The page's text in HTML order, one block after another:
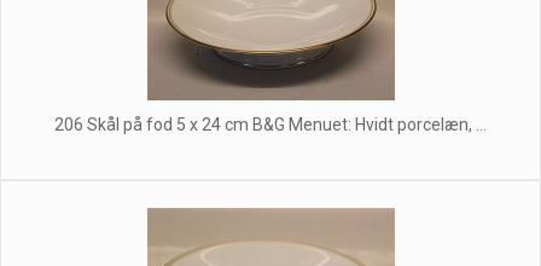
206 Skål på fod 5 x 24 cm B&G Menuet: Hvidt porcelæn, ...